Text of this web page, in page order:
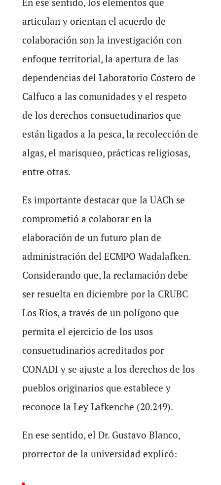
articulan y orientan el acuerdo de
colaboración son la investigación con
enfoque territorial, la apertura de las
dependencias del Laboratorio Costero de
Calfuco a las comunidades y el respeto
de los derechos consuetudinarios que
están ligados a la pesca, la recolección de
algas, el marisqueo, prácticas religiosas,
entre otras.
Es importante destacar que la UACh se
comprometió a colaborar en la
elaboración de un futuro plan de
administración del ECMPO Wadalafken.
Considerando que, la reclamación debe
ser resuelta en diciembre por la CRUBC
Los Ríos, a través de un polígono que
permita el ejercicio de los usos
consuetudinarios acreditados por
CONADI y se ajuste a los derechos de los
pueblos originarios que establece y
reconoce la Ley Lafkenche (20.249).
En ese sentido, el Dr. Gustavo Blanco,
prorrector de la universidad explicó: